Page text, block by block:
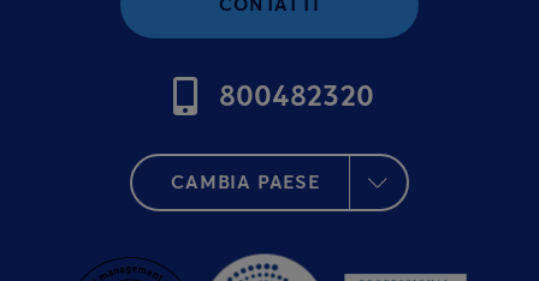
800482320
CAMBIA PAESE